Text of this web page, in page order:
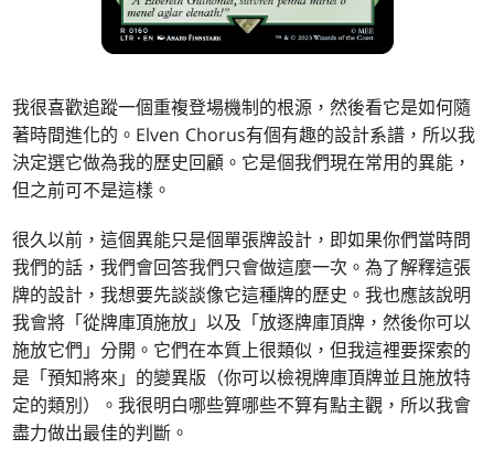
我很喜歡追蹤一個重複登場機制的根源，然後看它是如何隨
著時間進化的。Elven Chorus有個有趣的設計系譜，所以我
決定選它做為我的歷史回顧。它是個我們現在常用的異能，
但之前可不是這樣。
很久以前，這個異能只是個單張牌設計，即如果你們當時問
我們的話，我們會回答我們只會做這麼一次。為了解釋這張
牌的設計，我想要先談談像它這種牌的歷史。我也應該說明
我會將「從牌庫頂施放」以及「放逐牌庫頂牌，然後你可以
施放它們」分開。它們在本質上很類似，但我這裡要探索的
是「預知將來」的變異版（你可以檢視牌庫頂牌並且施放特
定的類別）。我很明白哪些算哪些不算有點主觀，所以我會
盡力做出最佳的判斷。